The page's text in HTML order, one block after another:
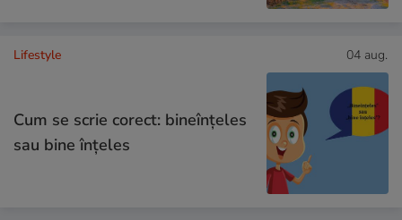
Lifestyle 04 aug.
Cum se scrie corect: bineînțeles
sau bine înțeles